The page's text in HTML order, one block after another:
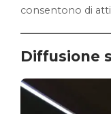
consentono di
Diffusione